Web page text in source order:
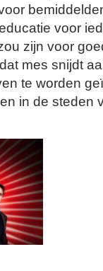
voor
zijn voor
mes snijdt
te worden
in de steden